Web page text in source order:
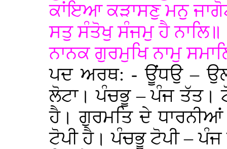
ਕਾਂਇਆ ਕੜਾਸਣੁ ਮਨੁ
ਸਤੁ ਸੰਤੋਖੁ ਸੰਜਮੁ ਹੈ ਨਾਲਿ॥
ਨਾਨਕ ਗੁਰਮੁਖਿ ਨਾਮੁ
ਪਦ ਅਰਥ: - ਊਂਧਉ –
ਲੋਟਾ। ਪੰਚਭੂ – ਪੰਜ ਤੱਤ।
ਹੈ। ਗੁਰਮਤਿ ਦੇ
ਟੋਪੀ ਹੈ। ਪੰਚਭੂ ਟੋਪੀ –